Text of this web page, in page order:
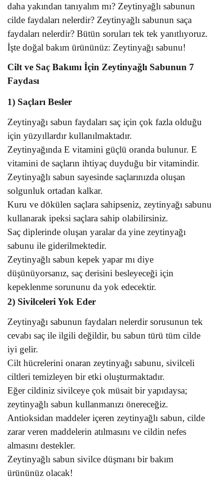
daha yakından tanıyalım mı? Zeytinyağlı sabunun
cilde faydaları nelerdir? Zeytinyağlı sabunun saça
faydaları nelerdir? Bütün soruları tek tek yanıtlıyoruz.
İşte doğal bakım ürününüz: Zeytinyağı sabunu!
Cilt ve Saç Bakımı İçin Zeytinyağlı Sabunun 7
Faydası
1) Saçları Besler
Zeytinyağı sabun faydaları saç için çok fazla olduğu
için yüzyıllardır kullanılmaktadır.
Zeytinyağında E vitamini güçlü oranda bulunur. E
vitamini de saçların ihtiyaç duyduğu bir vitamindir.
Zeytinyağlı sabun sayesinde saçlarınızda oluşan
solgunluk ortadan kalkar.
Kuru ve dökülen saçlara sahipseniz, zeytinyağı sabunu
kullanarak ipeksi saçlara sahip olabilirsiniz.
Saç diplerinde oluşan yaralar da yine zeytinyağı
sabunu ile giderilmektedir.
Zeytinyağlı sabun kepek yapar mı diye
düşünüyorsanız, saç derisini besleyeceği için
kepeklenme sorununu da yok edecektir.
2) Sivilceleri Yok Eder
Zeytinyağı sabunun faydaları nelerdir sorusunun tek
cevabı saç ile ilgili değildir, bu sabun türü tüm cilde
iyi gelir.
Cilt hücrelerini onaran zeytinyağı sabunu, sivilceli
ciltleri temizleyen bir etki oluşturmaktadır.
Eğer cildiniz sivilceye çok müsait bir yapıdaysa;
zeytinyağlı sabun kullanmanızı önereceğiz.
Antioksidan maddeler içeren zeytinyağlı sabun, cilde
zarar veren maddelerin atılmasını ve cildin nefes
almasını destekler.
Zeytinyağlı sabun sivilce düşmanı bir bakım
ürününüz olacak!